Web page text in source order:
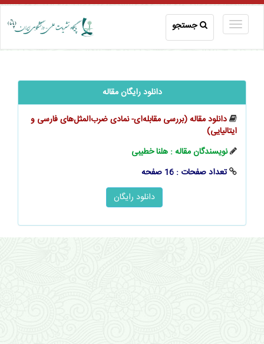
جستجو
دانلود رایگان مقاله
دانلود مقاله (بررسی مقابله‌ای- نمادی ضرب‌المثل‌های فارسی و
ایتالیایی)
نویسندگان مقاله : هلنا خطیبی
تعداد صفحات : 16 صفحه